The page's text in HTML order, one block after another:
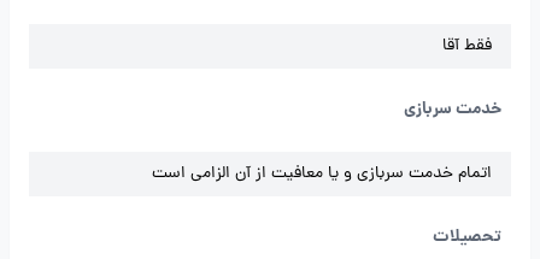
فقط آقا
خدمت سربازی
اتمام خدمت سربازی و یا معافیت از آن الزامی است
تحصیلات